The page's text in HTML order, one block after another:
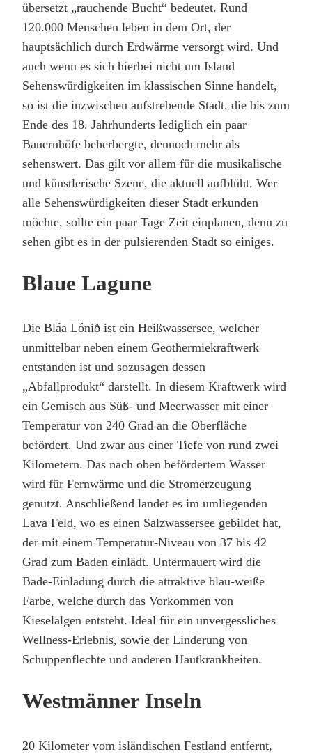
übersetzt „rauchende Bucht“ bedeutet. Rund
120.000 Menschen leben in dem Ort, der
hauptsächlich durch Erdwärme versorgt wird. Und
auch wenn es sich hierbei nicht um Island
Sehenswürdigkeiten im klassischen Sinne handelt,
so ist die inzwischen aufstrebende Stadt, die bis zum
Ende des 18. Jahrhunderts lediglich ein paar
Bauernhöfe beherbergte, dennoch mehr als
sehenswert. Das gilt vor allem für die musikalische
und künstlerische Szene, die aktuell aufblüht. Wer
alle Sehenswürdigkeiten dieser Stadt erkunden
möchte, sollte ein paar Tage Zeit einplanen, denn zu
sehen gibt es in der pulsierenden Stadt so einiges.
Blaue Lagune
Die Bláa Lónið ist ein Heißwassersee, welcher
unmittelbar neben einem Geothermiekraftwerk
entstanden ist und sozusagen dessen
„Abfallprodukt“ darstellt. In diesem Kraftwerk wird
ein Gemisch aus Süß- und Meerwasser mit einer
Temperatur von 240 Grad an die Oberfläche
befördert. Und zwar aus einer Tiefe von rund zwei
Kilometern. Das nach oben befördertem Wasser
wird für Fernwärme und die Stromerzeugung
genutzt. Anschließend landet es im umliegenden
Lava Feld, wo es einen Salzwassersee gebildet hat,
der mit einem Temperatur-Niveau von 37 bis 42
Grad zum Baden einlädt. Untermauert wird die
Bade-Einladung durch die attraktive blau-weiße
Farbe, welche durch das Vorkommen von
Kieselalgen entsteht. Ideal für ein unvergessliches
Wellness-Erlebnis, sowie der Linderung von
Schuppenflechte und anderen Hautkrankheiten.
Westmänner Inseln
20 Kilometer vom isländischen Festland entfernt,